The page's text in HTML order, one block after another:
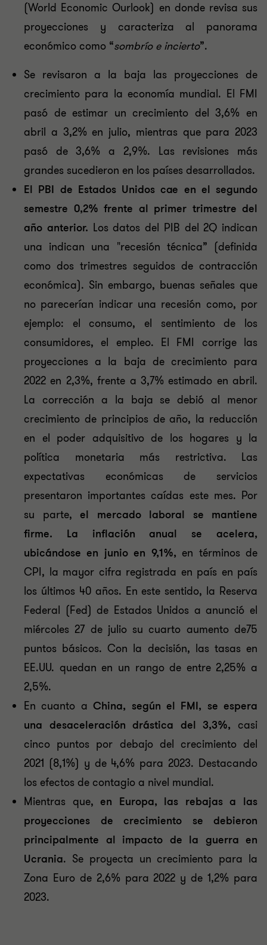
(World Economic Ourlook) en donde revisa sus
proyecciones y caracteriza al panorama
económico como “sombrío e incierto”.
Se revisaron a la baja las proyecciones de
crecimiento para la economía mundial. El FMI
pasó de estimar un crecimiento del 3,6% en
abril a 3,2% en julio, mientras que para 2023
pasó de 3,6% a 2,9%. Las revisiones más
grandes sucedieron en los países desarrollados.
El PBI de Estados Unidos cae en el segundo
semestre 0,2% frente al primer trimestre del
año anterior. Los datos del PIB del 2Q indican
una indican una "recesión técnica” (definida
como dos trimestres seguidos de contracción
económica). Sin embargo, buenas señales que
no parecerían indicar una recesión como, por
ejemplo: el consumo, el sentimiento de los
consumidores, el empleo. El FMI corrige las
proyecciones a la baja de crecimiento para
2022 en 2,3%, frente a 3,7% estimado en abril.
La corrección a la baja se debió al menor
crecimiento de principios de año, la reducción
en el poder adquisitivo de los hogares y la
política monetaria más restrictiva. Las
expectativas económicas de servicios
presentaron importantes caídas este mes. Por
su parte, el mercado laboral se mantiene
firme.
La inflación anual se acelera,
ubicándose en junio en 9,1%, en términos de
CPI, la mayor cifra registrada en país en país
los últimos 40 años. En este sentido, la Reserva
Federal (Fed) de Estados Unidos a anunció el
miércoles 27 de julio su cuarto aumento de75
puntos básicos. Con la decisión, las tasas en
EE.UU. quedan en un rango de entre 2,25% a
2,5%.
En cuanto a China, según el FMI, se espera
una desaceleración drástica del 3,3%, casi
cinco puntos por debajo del crecimiento del
2021 (8,1%) y de 4,6% para 2023. Destacando
los efectos de contagio a nivel mundial.
Mientras que, en Europa, las rebajas a las
proyecciones de crecimiento se debieron
principalmente al impacto de la guerra en
Ucrania. Se proyecta un crecimiento para la
Zona Euro de 2,6% para 2022 y de 1,2% para
2023.